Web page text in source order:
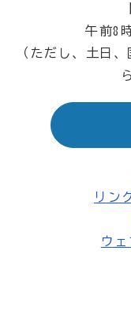
午前8
（ただし、土日
リン
ウ